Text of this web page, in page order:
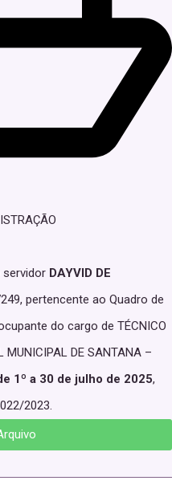
servidor DAYVID DE
pertencente ao Quadro de
do cargo de TÉCNICO
MUNICIPAL DE SANTANA –
1º a 30 de julho de 2025,
2023.